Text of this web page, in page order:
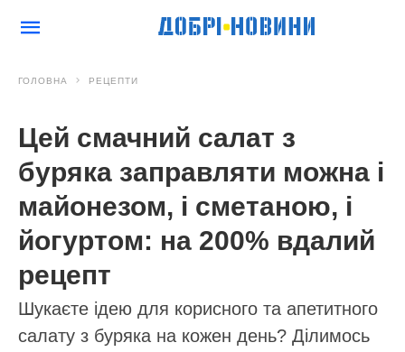
ГОЛОВНА РЕЦЕПТИ
Цей смачний салат з
буряка заправляти можна і
майонезом, і сметаною, і
йогуртом: на 200% вдалий
рецепт
Шукаєте ідею для корисного та апетитного
салату з буряка на кожен день? Ділимось